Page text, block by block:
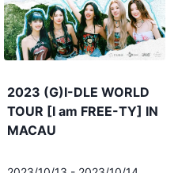
2023 (G)I-DLE WORLD
TOUR [I am FREE-TY] IN
MACAU